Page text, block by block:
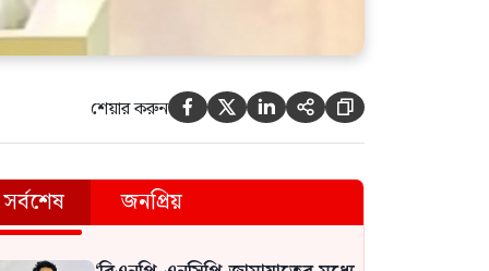
শেয়ার করুন     
সর্বশেষ জনপ্রিয়